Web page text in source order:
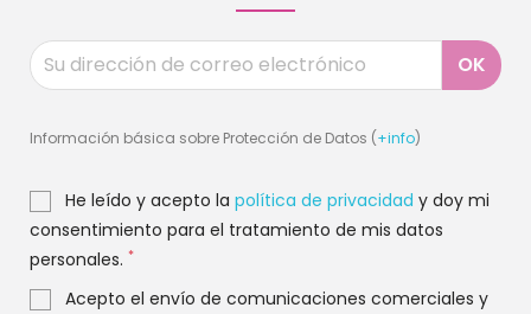
Información básica sobre Protección de Datos (+info)
He leído y acepto la política de privacidad y doy mi
consentimiento para el tratamiento de mis datos
personales. *
Acepto el envío de comunicaciones comerciales y